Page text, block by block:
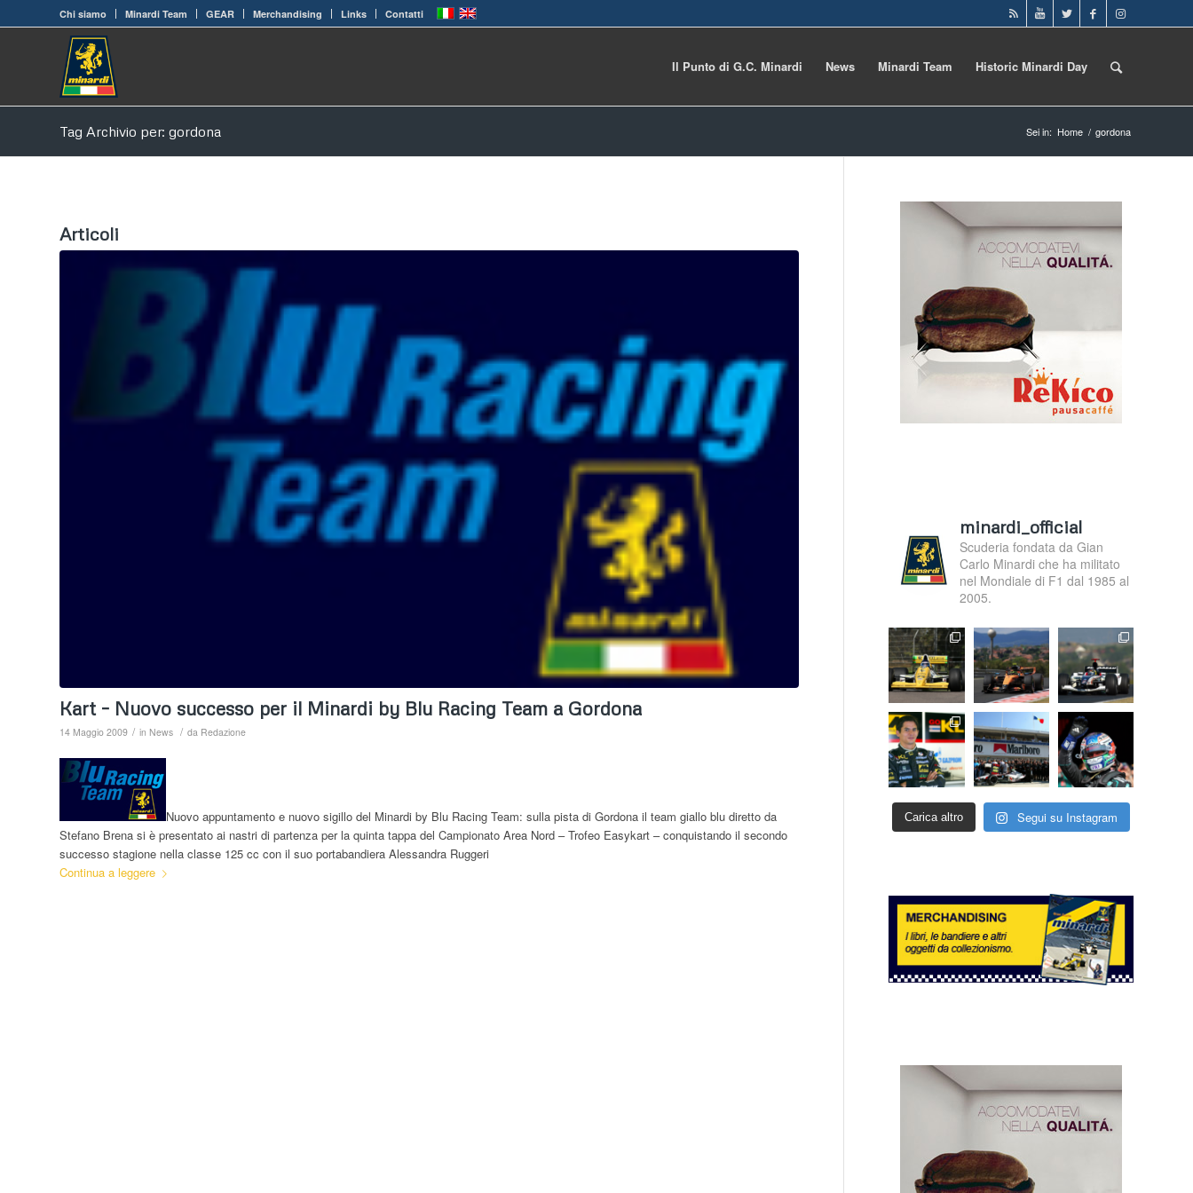
Chi siamo Minardi Team GEAR Merchandising Links Contatti
Il Punto di G.C. Minardi News Minardi Team Historic Minardi Day
Tag Archivio per: gordona Sei in: Home / gordona
Articoli
Kart – Nuovo successo per il Minardi by Blu Racing Team a Gordona
14 Maggio 2009 / in News / da Redazione
Nuovo appuntamento e nuovo sigillo del Minardi by Blu Racing Team: sulla pista di Gordona il team giallo blu diretto da
Stefano Brena si è presentato ai nastri di partenza per la quinta tappa del Campionato Area Nord – Trofeo Easykart – conquistando il secondo
successo stagione nella classe 125 cc con il suo portabandiera Alessandra Ruggeri
Continua a leggere
minardi_official
Scuderia fondata da Gian
Carlo Minardi che ha militato
nel Mondiale di F1 dal 1985 al
2005.
Carica altro Segui su Instagram